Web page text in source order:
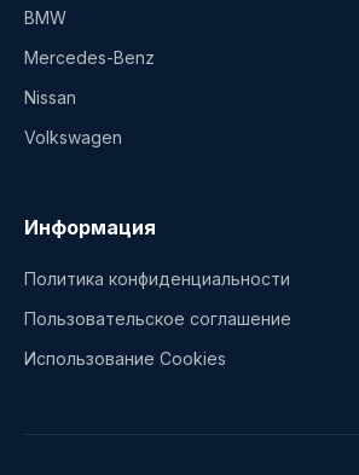
BMW
Mercedes-Benz
Nissan
Volkswagen
Информация
Политика конфиденциальности
Пользовательское соглашение
Использование Cookies